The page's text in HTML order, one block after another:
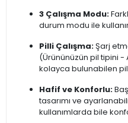
3 Çalışma Modu:
durum modu ile
Pilli Çalışma:Şarj
(Ürününüzün pil tipini
kolayca bulunabilen
Hafif ve Konforlu:
tasarımı ve
kullanımlarda bile